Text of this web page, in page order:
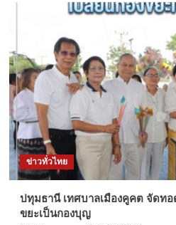
ข่าวทั่วไทย
ปทุมธานี เทศบาลเมืองคูคต จัดทอ
ขยะเป็นกองบุญ